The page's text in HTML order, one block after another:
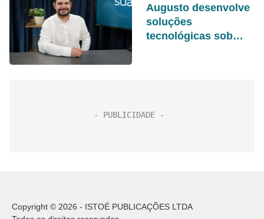
Augusto desenvolve
soluções
tecnológicas sob
Copyright © 2026 - ISTOÉ PUBLICAÇÕES LTDA